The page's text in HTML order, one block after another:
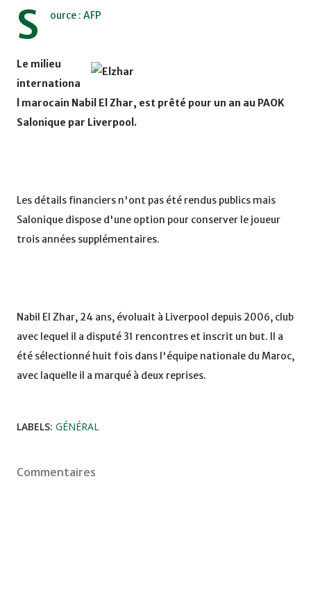
S ource : AFP
Le milieu
internationa
l marocain Nabil El Zhar, est prêté pour un an au PAOK
Salonique par Liverpool.
Les détails financiers n'ont pas été rendus publics mais
Salonique dispose d'une option pour conserver le joueur
trois années supplémentaires.
Nabil El Zhar, 24 ans, évoluait à Liverpool depuis 2006, club
avec lequel il a disputé 31 rencontres et inscrit un but. Il a
été sélectionné huit fois dans l'équipe nationale du Maroc,
avec laquelle il a marqué à deux reprises.
LABELS: GÉNÉRAL
Commentaires